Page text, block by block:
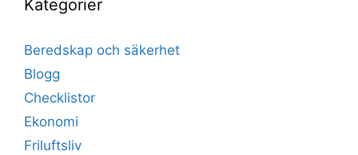
Kategorier
Beredskap och säkerhet
Blogg
Checklistor
Ekonomi
Friluftsliv